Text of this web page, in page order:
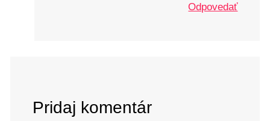
Odpovedať
Pridaj komentár